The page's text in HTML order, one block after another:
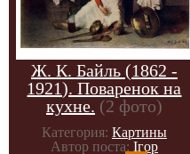
Ж. К. Байль (1862 -
1921). Поваренок на
кухне. (2 фото)
Категория: Картины
Автор поста: Ігор